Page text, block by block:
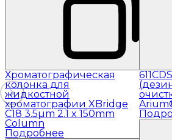
Хроматографическая
колонка для
жидкостной
хроматографии XBridge
C18 3.5µm 2.1 x 150mm
Column
Подробнее